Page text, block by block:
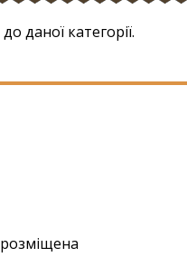
даної категорії.